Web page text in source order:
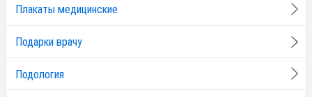
Плакаты медицинские
Подарки врачу
Подология